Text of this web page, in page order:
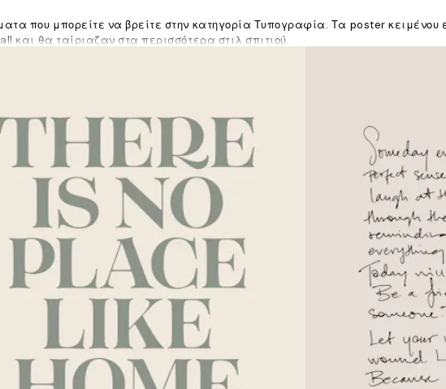
που μπορείτε να βρείτε στην κατηγορία Τυπογραφία. Τα poster κειμένου
θα ταίριαζαν στα περισσότερα στιλ σπιτιού.